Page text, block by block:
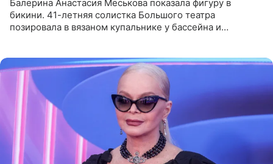
Балерина Анастасия Меськова показала фигуру в
бикини. 41-летняя солистка Большого театра
позировала в вязаном купальнике у бассейна и